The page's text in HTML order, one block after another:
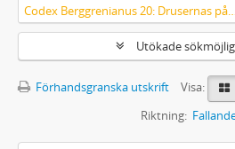
Codex Berggrenianus 20:
Utökade
Förhandsgranska utskrift
Visa:
Riktning: